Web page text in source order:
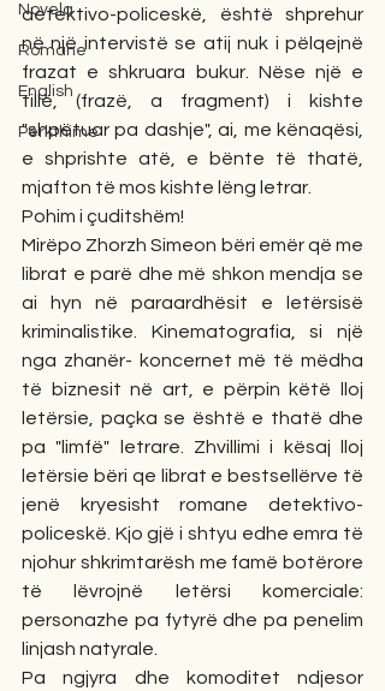
Novela
Romane
English
Përkthime
detektivo-policeskë, është shprehur
në një intervistë se atij nuk i pëlqejnë
frazat e shkruara bukur. Nëse një e
tillë, (frazë, a fragment) i kishte
"shpëtuar pa dashje", ai, me kënaqësi,
e shprishte atë, e bënte të thatë,
mjafton të mos kishte lëng letrar.
Pohim i çuditshëm!
Mirëpo Zhorzh Simeon bëri emër që me
librat e parë dhe më shkon mendja se
ai hyn në paraardhësit e letërsisë
kriminalistike. Kinematografia, si një
nga zhanër- koncernet më të mëdha
të biznesit në art, e përpin këtë lloj
letërsie, paçka se është e thatë dhe
pa "limfë" letrare. Zhvillimi i kësaj lloj
letërsie bëri qe librat e bestsellërve të
jenë kryesisht romane detektivo-
policeskë. Kjo gjë i shtyu edhe emra të
njohur shkrimtarësh me famë botërore
të lëvrojnë letërsi komerciale:
personazhe pa fytyrë dhe pa penelim
linjash natyrale.
Pa ngjyra dhe komoditet ndjesor